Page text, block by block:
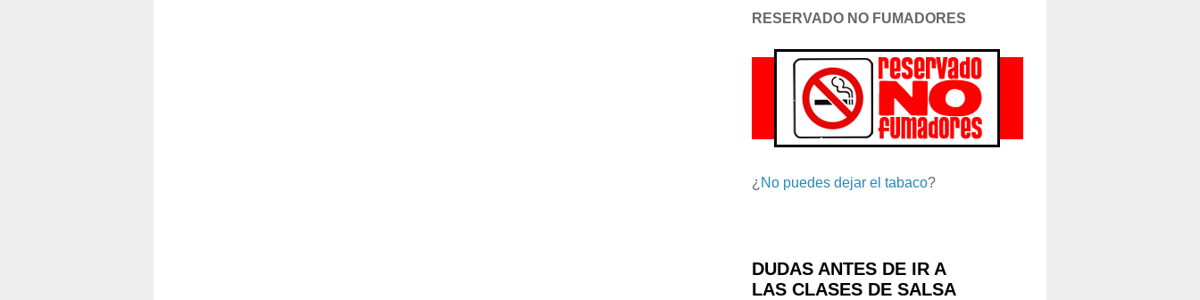
RESERVADO NO FUMADORES
¿ No puedes dejar el tabaco?
DUDAS ANTES DE IR A
LAS CLASES DE SALSA